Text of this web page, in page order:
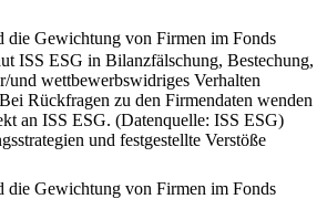
die Gewichtung von Firmen im Fonds
ISS ESG in Bilanzfälschung, Bestechung,
und wettbewerbswidriges Verhalten
Rückfragen zu den Firmendaten wenden
an ISS ESG. (Datenquelle: ISS ESG)
und festgestellte Verstöße
die Gewichtung von Firmen im Fonds